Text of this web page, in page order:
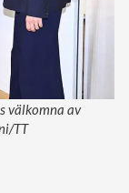
välkomna av
TT